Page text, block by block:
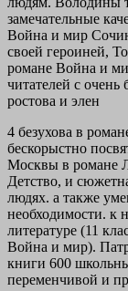
замечательные
Война и мир
своей героиней,
романе Война и
читателей с
ростова и элен
4 безухова в
бескорыстно
Москвы в романе
Детство, и
людях. а также
необходимости. к
литературе (11
Война и мир).
книги 600
переменчивой и